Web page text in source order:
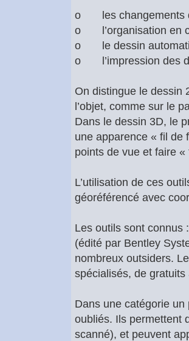
o les changements
o l’organisation en
o le dessin
o l’impression des
On distingue le dessin
l’objet, comme sur le
Dans le dessin 3D, le
une apparence « fil de
points de vue et faire «
L’utilisation de ces
géoréférencé avec
Les outils sont connus
(édité par Bentley
nombreux outsiders.
spécialisés, de
Dans une catégorie
oubliés. Ils permettent
scanné), et peuvent